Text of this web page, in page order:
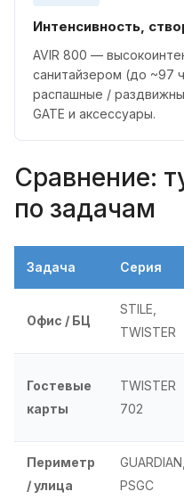
Интенсивность,
AVIR 800 —
санитайзером (до ~97
распашные /
GATE и аксессуары.
Сравнение:
по задачам
Задача Серия
Офис / БЦ
STILE,
TWISTER
Гостевые
карты
TWISTER
702
Периметр
/ улица
GUARDIAN,
PSGC